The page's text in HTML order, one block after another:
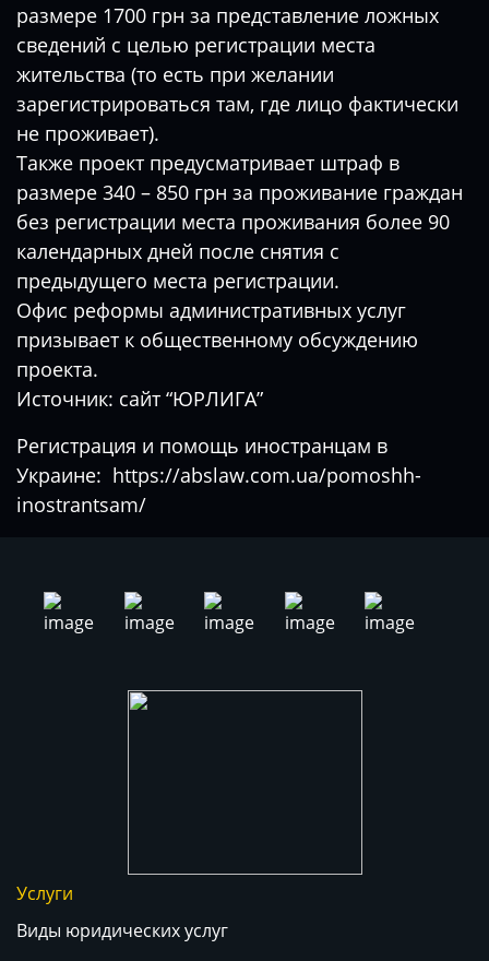
размере 1700 грн за представление ложных
сведений с целью регистрации места
жительства (то есть при желании
зарегистрироваться там, где лицо фактически
не проживает).
Также проект предусматривает штраф в
размере 340 – 850 грн за проживание граждан
без регистрации места проживания более 90
календарных дней после снятия с
предыдущего места регистрации.
Офис реформы административных услуг
призывает к общественному обсуждению
проекта.
Источник: сайт “ЮРЛИГА”
Регистрация и помощь иностранцам в
Украине: https://abslaw.com.ua/pomoshh-
inostrantsam/
Услуги
Виды юридических услуг